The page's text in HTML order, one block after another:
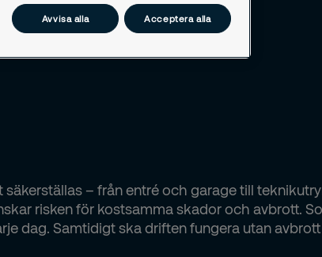
– från entré och garage till
risken för kostsamma skador och avbrott.
dag. Samtidigt ska driften fungera utan
Avvisa alla Acceptera alla